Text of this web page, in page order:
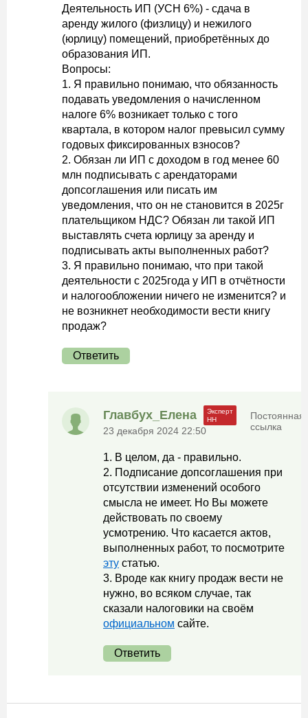
Деятельность ИП (УСН 6%) - сдача в
аренду жилого (физлицу) и нежилого
(юрлицу) помещений, приобретённых до
образования ИП.
Вопросы:
1. Я правильно понимаю, что обязанность
подавать уведомления о начисленном
налоге 6% возникает только с того
квартала, в котором налог превысил сумму
годовых фиксированных взносов?
2. Обязан ли ИП с доходом в год менее 60
млн подписывать с арендаторами
допсоглашения или писать им
уведомления, что он не становится в 2025г
плательщиком НДС? Обязан ли такой ИП
выставлять счета юрлицу за аренду и
подписывать акты выполненных работ?
3. Я правильно понимаю, что при такой
деятельности с 2025года у ИП в отчётности
и налогообложении ничего не изменится? и
не возникнет необходимости вести книгу
продаж?
Ответить
Главбух_Елена
23 декабря 2024 22:50
Постоянная
ссылка
1. В целом, да - правильно.
2. Подписание допсоглашения при
отсутствии изменений особого
смысла не имеет. Но Вы можете
действовать по своему
усмотрению. Что касается актов,
выполненных работ, то посмотрите
эту статью.
3. Вроде как книгу продаж вести не
нужно, во всяком случае, так
сказали налоговики на своём
официальном сайте.
Ответить